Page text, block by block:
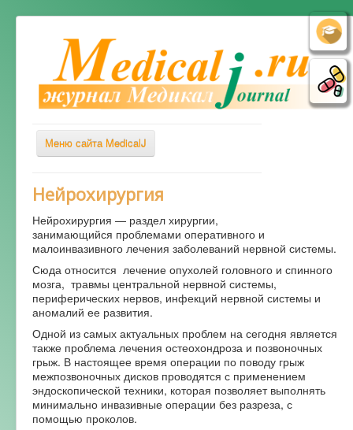
Меню сайта MedicalJ
Весь Медикал
Заболевания
Диагностика
Лечение
Советы врача
Альтернативная медицина
Форум
Нейрохирургия
Нейрохирургия — раздел хирургии,
занимающийся проблемами оперативного и
малоинвазивного лечения заболеваний нервной системы.
Сюда относится лечение опухолей головного и спинного
мозга, травмы центральной нервной системы,
периферических нервов, инфекций нервной системы и
аномалий ее развития.
Одной из самых актуальных проблем на сегодня является
также проблема лечения остеохондроза и позвоночных
грыж. В настоящее время операции по поводу грыж
межпозвоночных дисков проводятся с применением
эндоскопической техники, которая позволяет выполнять
минимально инвазивные операции без разреза, с
помощью проколов.